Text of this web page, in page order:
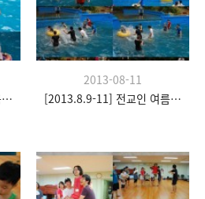
[2013.8.9-11] 전교인 여름수련회- "이쉼 전쉼"
2013-08-11
[2013.8.9-11] 전교인 여름수련회- "이쉼 전쉼"